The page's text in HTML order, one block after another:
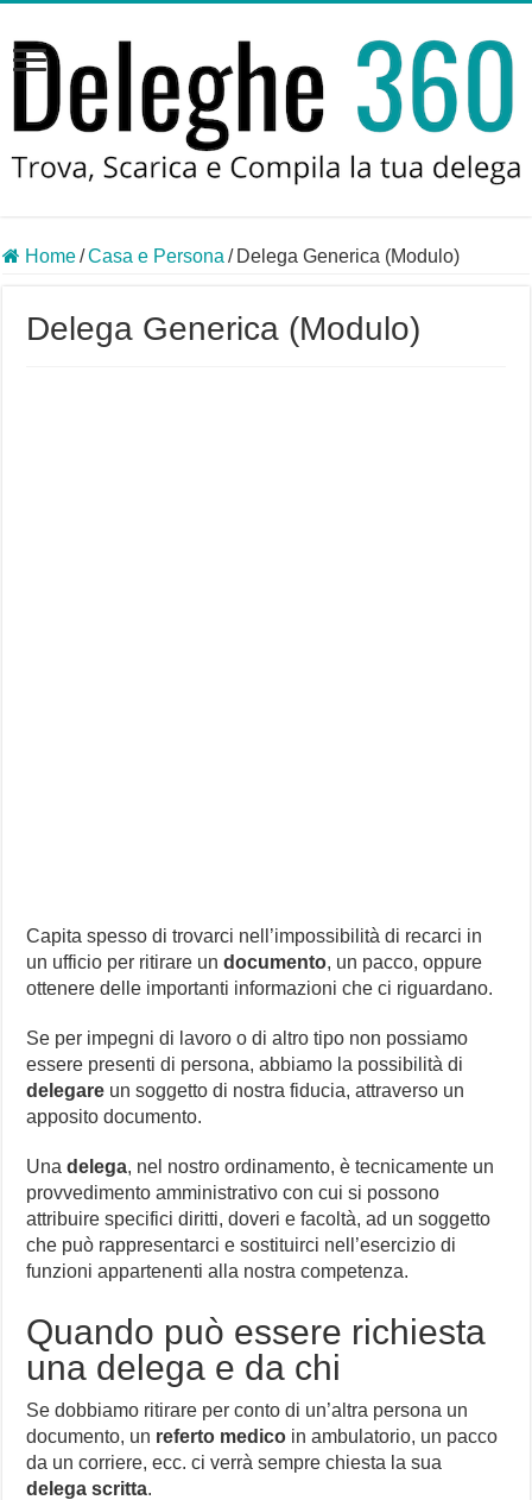
Home/Casa e Persona / Delega Generica (Modulo)
Delega Generica (Modulo)
Capita spesso di trovarci nell’impossibilità di recarci in
un ufficio per ritirare undocumento, un pacco, oppure
ottenere delle importanti informazioni che ci riguardano.
Se per impegni di lavoro o di altro tipo non possiamo
essere presenti di persona, abbiamo la possibilità di
delegare un soggetto di nostra fiducia, attraverso un
apposito documento.
Unadelega, nel nostro ordinamento, è tecnicamente un
provvedimento amministrativo con cui si possono
attribuire specifici diritti, doveri e facoltà, ad un soggetto
che può rappresentarci e sostituirci nell’esercizio di
funzioni appartenenti alla nostra competenza.
Quando può essere richiesta
una delega e da chi
Se dobbiamo ritirare per conto di un’altra persona un
documento, un referto medico in ambulatorio, un pacco
da un corriere, ecc. ci verrà sempre chiesta la sua
delega scritta.